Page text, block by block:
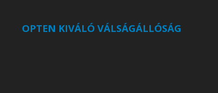
OPTEN KIVÁLÓ VÁLSÁGÁLLÓSÁG